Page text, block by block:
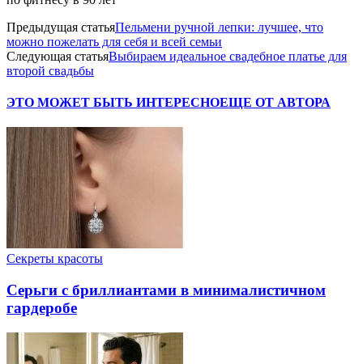
Предыдущая статьяПельмени ручной лепки: лучшее, что
можно пожелать для себя и всей семьи
Следующая статьяВыбираем идеальное свадебное платье для
второй свадьбы
ЭТО МОЖЕТ БЫТЬ ИНТЕРЕСНОЕЩЕ ОТ АВТОРА
Секреты красоты
Серьги с бриллиантами в минималистичном
гардеробе